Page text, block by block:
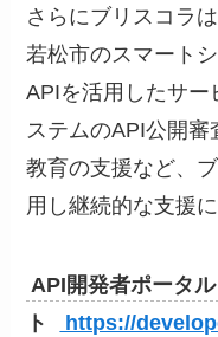
さらにブリスコラ
若松市のスマート
APIを活用したサー
ステムのAPI公開
教育の支援など、
用し継続的な支援
API開発者ポータ
ト
https://